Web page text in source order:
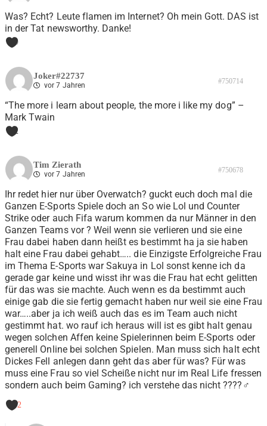
Was? Echt? Leute flamen im Internet? Oh mein Gott. DAS ist
in der Tat newsworthy. Danke!
0
Joker#22737
vor 7 Jahren #750714
“The more i learn about people, the more i like my dog” –
Mark Twain
2
Tim Zierath
vor 7 Jahren #750678
Ihr redet hier nur über Overwatch? guckt euch doch mal die
Ganzen E-Sports Spiele doch an So wie Lol und Counter
Strike oder auch Fifa warum kommen da nur Männer in den
Ganzen Teams vor ? Weil wenn sie verlieren und sie eine
Frau dabei haben dann heißt es bestimmt ha ja sie haben
halt eine Frau dabei gehabt….. die Einzigste Erfolgreiche Frau
im Thema E-Sports war Sakuya in Lol sonst kenne ich da
gerade gar keine und wisst ihr was die Frau hat echt gelitten
für das was sie machte. Auch wenn es da bestimmt auch
einige gab die sie fertig gemacht haben nur weil sie eine Frau
war…..aber ja ich weiß auch das es im Team auch nicht
gestimmt hat. wo rauf ich heraus will ist es gibt halt genau
wegen solchen Affen keine Spielerinnen beim E-Sports oder
generell Online bei solchen Spielen. Man muss sich halt echt
Dickes Fell anlegen dann geht das aber für was? Für was
muss eine Frau so viel Scheiße nicht nur im Real Life fressen
sondern auch beim Gaming? ich verstehe das nicht ????‍♂️
-2